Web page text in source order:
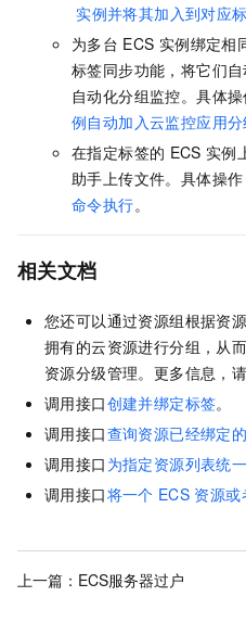
实例并将其加入到对应
为多台 ECS 实例绑定相
标签同步功能，将它们
自动化分组监控。具体
例自动加入云监控应用分
在指定标签的 ECS 实例
助手上传文件。具体操
命令执行。
相关文档
您还可以通过资源组根据资
拥有的云资源进行分组，从
资源分级管理。更多信息，
调用接口创建并绑定标签。
调用接口查询资源已经绑定
调用接口 为指定资源列表统
调用接口将一个 ECS 资源或
上一篇： ECS服务器过户